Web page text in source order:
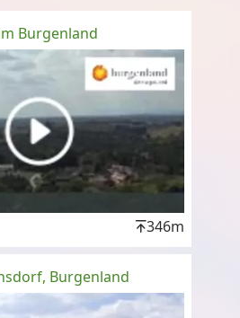
Burgenland
346m
Burgenland